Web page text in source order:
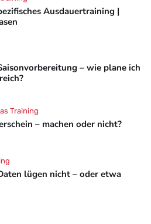
Ausdauertraining |
– wie plane ich
– machen oder nicht?
Training
lügen nicht – oder etwa